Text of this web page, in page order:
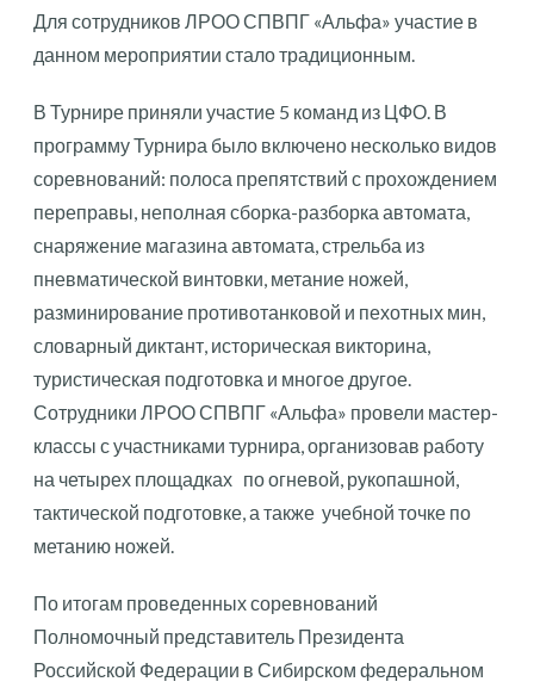
Для сотрудников ЛРОО СПВПГ «Альфа» участие в
данном мероприятии стало традиционным.
В Турнире приняли участие 5 команд из ЦФО. В
программу Турнира было включено несколько видов
соревнований: полоса препятствий с прохождением
переправы, неполная сборка-разборка автомата,
снаряжение магазина автомата, стрельба из
пневматической винтовки, метание ножей,
разминирование противотанковой и пехотных мин,
словарный диктант, историческая викторина,
туристическая подготовка и многое другое.
Сотрудники ЛРОО СПВПГ «Альфа» провели мастер-
классы с участниками турнира, организовав работу
на четырех площадках по огневой, рукопашной,
тактической подготовке, а также учебной точке по
метанию ножей.
По итогам проведенных соревнований
Полномочный представитель Президента
Российской Федерации в Сибирском федеральном